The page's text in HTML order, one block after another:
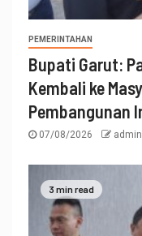
PEMERINTAHAN
Bupati Garut:
Kembali ke
Pembangunan
07/08/2026 admin
3 min read